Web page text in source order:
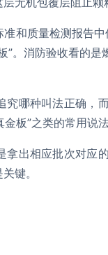
和质量检测报告
”。消防验收看的
哪种叫法正确，
板”之类的常用说
拿出相应批次对应
键。